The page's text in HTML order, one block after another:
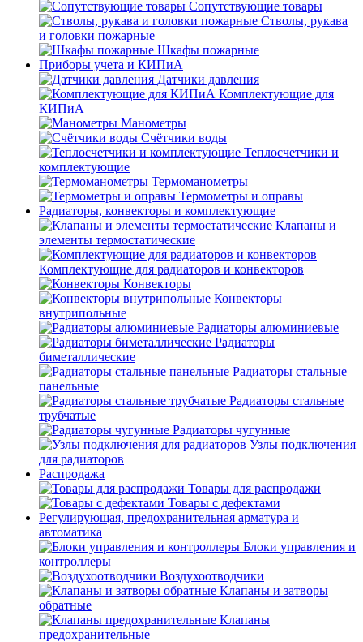
Сопутствующие товары
Стволы, рукава
и головки пожарные
Шкафы пожарные
Приборы учета и КИПиА
Датчики давления
Комплектующие для
КИПиА
Манометры
Счётчики воды
Теплосчетчики и
комплектующие
Термоманометры
Термометры и оправы
Радиаторы, конвекторы и комплектующие
Клапаны и
элементы термостатические
Комплектующие для радиаторов и конвекторов
Конвекторы
Конвекторы
внутрипольные
Радиаторы алюминиевые
Радиаторы
биметаллические
Радиаторы стальные
панельные
Радиаторы стальные
трубчатые
Радиаторы чугунные
Узлы подключения
для радиаторов
Распродажа
Товары для распродажи
Товары с дефектами
Регулирующая, предохранительная арматура и
автоматика
Блоки управления и
контроллеры
Воздухоотводчики
Клапаны и затворы
обратные
Клапаны
предохранительные